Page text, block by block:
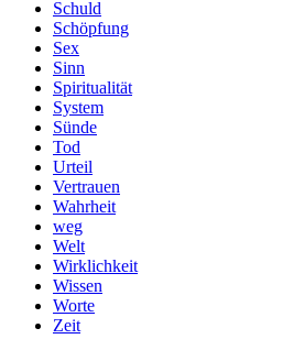
Schuld
Schöpfung
Sex
Sinn
Spiritualität
System
Sünde
Tod
Urteil
Vertrauen
Wahrheit
weg
Welt
Wirklichkeit
Wissen
Worte
Zeit